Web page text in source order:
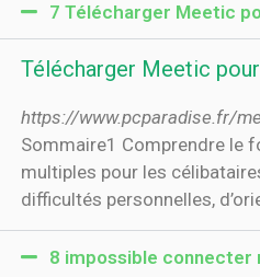
7 Télécharger Meetic
Télécharger Meetic
https://www.pcparadise.fr/
Sommaire1 Comprendre le
multiples pour les
difficultés personnelles,
8 impossible